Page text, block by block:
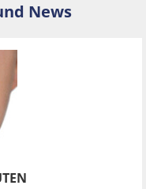
News